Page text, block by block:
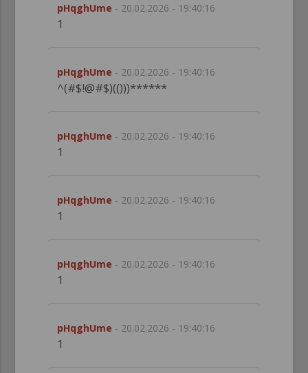
pHqghUme - 20.02.2026 - 19:40:16
1
pHqghUme - 20.02.2026 - 19:40:16
^(#$!@#$)(()))******
pHqghUme - 20.02.2026 - 19:40:16
1
pHqghUme - 20.02.2026 - 19:40:16
1
pHqghUme - 20.02.2026 - 19:40:16
1
pHqghUme - 20.02.2026 - 19:40:16
1